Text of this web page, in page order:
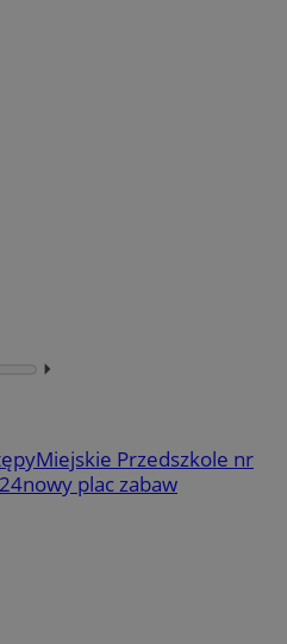
⏵︎
Miejskie Przedszkole nr
nowy plac zabaw